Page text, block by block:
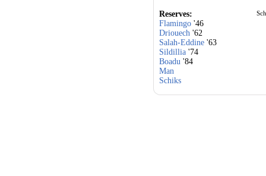
Reserves:
Flamingo'46
Driouech'62
Salah-Eddine'63
Sildillia'74
Boadu'84
Man
Schiks